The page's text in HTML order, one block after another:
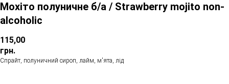
Мохіто полуничне б/а / Strawberry mojito non-
alcoholic
115,00
грн.
Спрайт, полуничний сироп, лайм, м'ята, лід